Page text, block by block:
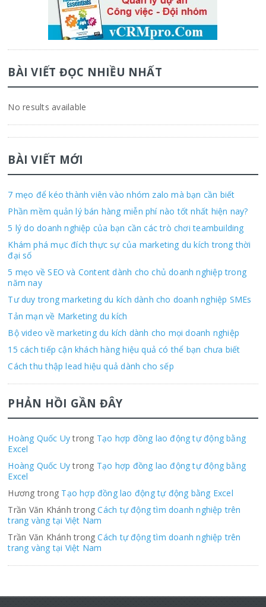
BÀI VIẾT ĐỌC NHIỀU NHẤT
No results available
BÀI VIẾT MỚI
7 mẹo để kéo thành viên vào nhóm zalo mà bạn cần biết
Phần mềm quản lý bán hàng miễn phí nào tốt nhất hiện nay?
5 lý do doanh nghiệp của bạn cần các trò chơi teambuilding
Khám phá mục đích thực sự của marketing du kích trong thời
đại số
5 mẹo về SEO và Content dành cho chủ doanh nghiệp trong
năm nay
Tư duy trong marketing du kích dành cho doanh nghiệp SMEs
Tản mạn về Marketing du kích
Bộ video về marketing du kích dành cho mọi doanh nghiệp
15 cách tiếp cận khách hàng hiệu quả có thể bạn chưa biết
Cách thu thập lead hiệu quả dành cho sếp
PHẢN HỒI GẦN ĐÂY
Hoàng Quốc Uytrong Tạo hợp đồng lao động tự động bằng
Excel
Hoàng Quốc Uytrong Tạo hợp đồng lao động tự động bằng
Excel
Hương trong Tạo hợp đồng lao động tự động bằng Excel
Trần Văn Khánh trongCách tự động tìm doanh nghiệp trên
trang vàng tại Việt Nam
Trần Văn Khánh trongCách tự động tìm doanh nghiệp trên
trang vàng tại Việt Nam